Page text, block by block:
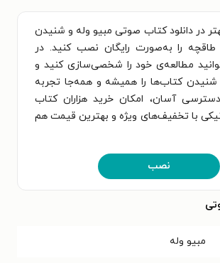
در دانلود کتاب صوتی مبیو وله و شنیدن
طاقچه را به‌صورت رایگان نصب کنید. در
مطالعه‌ی خود را شخصی‌سازی کنید و
کتاب‌ها را همیشه و همه‌جا تجربه
دسترسی آسان، امکان خرید هزاران کتاب
با تخفیف‌های ویژه و بهترین قیمت هم
نصب
مبیو وله